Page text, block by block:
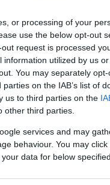
or processing of your
use the below opt-out
request is processed
utilized by us
You may separately
on the IAB’s list of
us to third parties on the
other third parties.
services and may
behaviour. You may
data for below